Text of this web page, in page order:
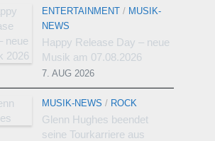
ENTERTAINMENT / MUSIK-
NEWS
Happy Release Day – neue
Musik am 07.08.2026
7. AUG 2026
MUSIK-NEWS / ROCK
Glenn Hughes beendet
seine Tourkarriere aus